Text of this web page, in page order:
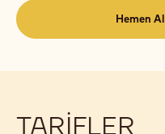
Hemen Al
TARIFLER